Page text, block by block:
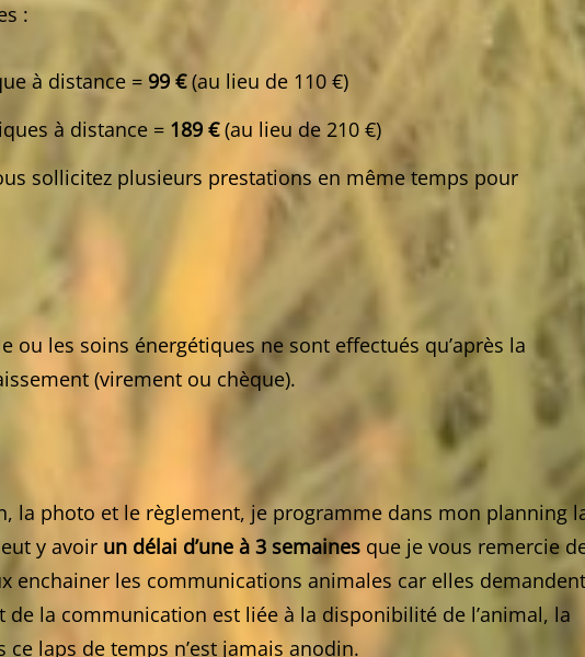
:
à distance = 99 €(au lieu de 110 €)
à distance = 189 €(au lieu de 210 €)
sollicitez plusieurs prestations en même temps pour
les soins énergétiques ne sont effectués qu’après la
(virement ou chèque).
la photo et le règlement, je programme dans mon planning
y avoir un délai d’une à 3 semaines que je vous remercie
enchainer les communications animales car elles demandent
la communication est liée à la disponibilité de l’animal, la
laps de temps n’est jamais anodin.